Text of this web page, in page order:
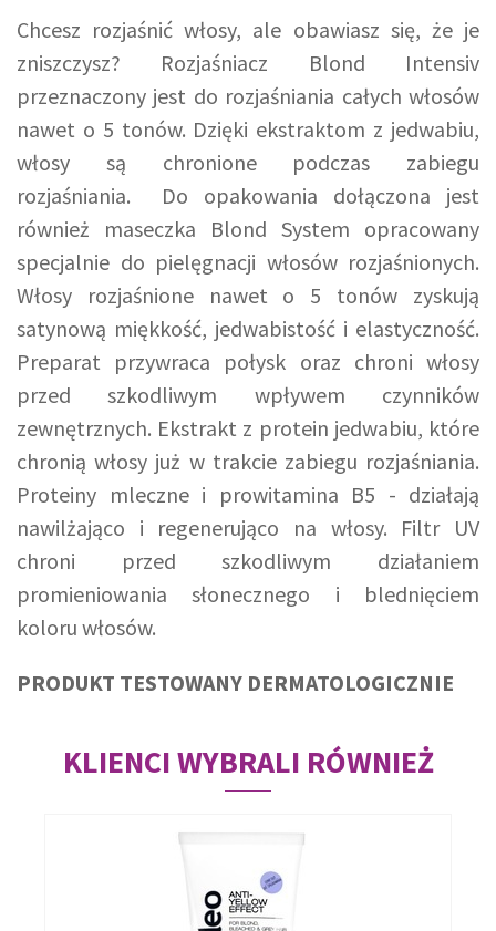
Chcesz rozjaśnić włosy, ale obawiasz się, że je
zniszczysz? Rozjaśniacz Blond Intensiv
przeznaczony jest do rozjaśniania całych włosów
nawet o 5 tonów. Dzięki ekstraktom z jedwabiu,
włosy są chronione podczas zabiegu
rozjaśniania. Do opakowania dołączona jest
również maseczka Blond System opracowany
specjalnie do pielęgnacji włosów rozjaśnionych.
Włosy rozjaśnione nawet o 5 tonów zyskują
satynową miękkość, jedwabistość i elastyczność.
Preparat przywraca połysk oraz chroni włosy
przed szkodliwym wpływem czynników
zewnętrznych. Ekstrakt z protein jedwabiu, które
chronią włosy już w trakcie zabiegu rozjaśniania.
Proteiny mleczne i prowitamina B5 - działają
nawilżająco i regenerująco na włosy. Filtr UV
chroni przed szkodliwym działaniem
promieniowania słonecznego i blednięciem
koloru włosów.
PRODUKT TESTOWANY DERMATOLOGICZNIE
KLIENCI WYBRALI RÓWNIEŻ